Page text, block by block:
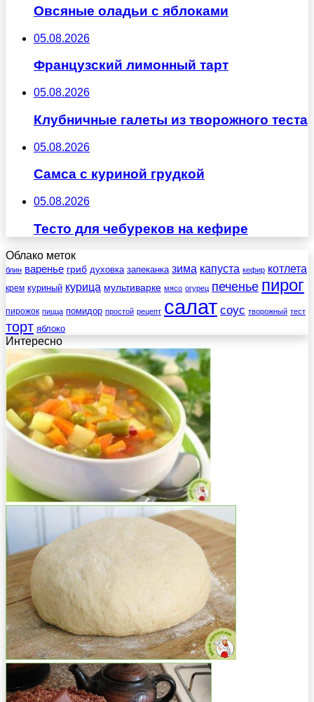
Овсяные оладьи с яблоками
05.08.2026
Французский лимонный тарт
05.08.2026
Клубничные галеты из творожного теста
05.08.2026
Самса с куриной грудкой
05.08.2026
Тесто для чебуреков на кефире
Облако меток
блин варенье гриб духовка запеканка зима капуста кефир котлета
крем куриный курица мультиварке мясо огурец печенье пирог
пирожок пицца помидор простой рецепт салат соус творожный тест
торт яблоко
Интересно